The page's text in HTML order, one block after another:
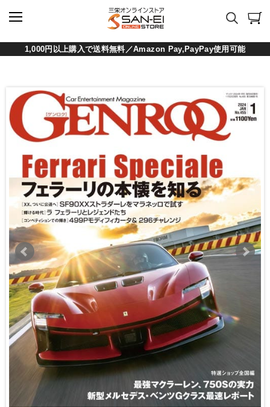
1,000円以上購入で送料無料／Amazon Pay,PayPay使用可能